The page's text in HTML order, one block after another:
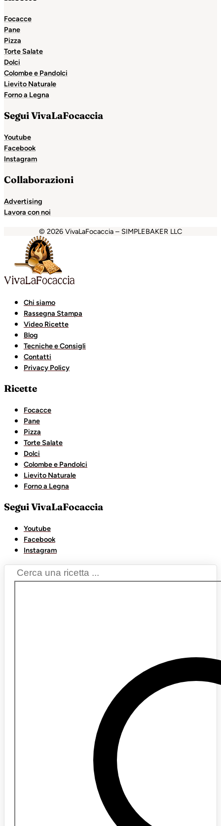
Focacce
Pane
Pizza
Torte Salate
Dolci
Colombe e Pandolci
Lievito Naturale
Forno a Legna
Segui VivaLaFocaccia
Youtube
Facebook
Instagram
Collaborazioni
Advertising
Lavora con noi
© 2026 VivaLaFocaccia – SIMPLEBAKER LLC
Holiganbet
Chi siamo
Rassegna Stampa
Video Ricette
Blog
Tecniche e Consigli
Contatti
Privacy Policy
Ricette
Focacce
Pane
Pizza
Torte Salate
Dolci
Colombe e Pandolci
Lievito Naturale
Forno a Legna
Segui VivaLaFocaccia
Youtube
Facebook
Instagram
Search
...